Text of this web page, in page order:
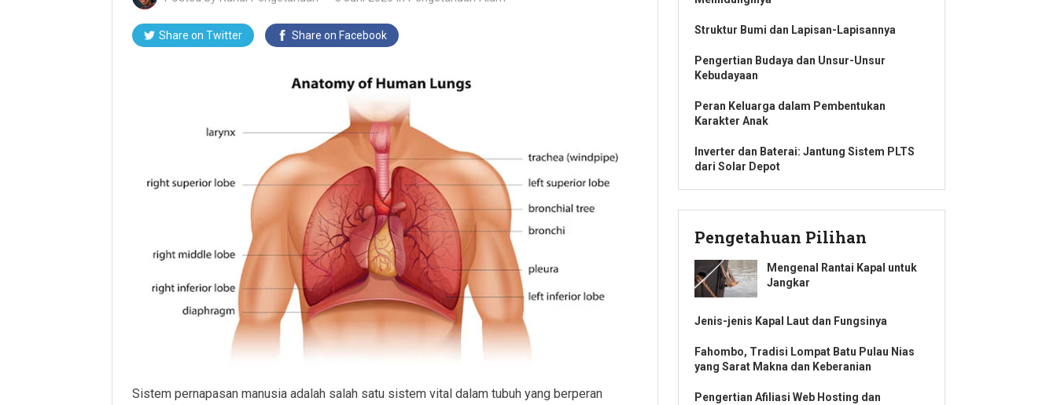
Share on Twitter Share on Facebook
Sistem pernapasan manusia adalah salah satu sistem vital dalam tubuh yang berperan
Struktur Bumi dan Lapisan-Lapisannya
Pengertian Budaya dan Unsur-Unsur
Kebudayaan
Peran Keluarga dalam Pembentukan
Karakter Anak
Inverter dan Baterai: Jantung Sistem PLTS
dari Solar Depot
Pengetahuan Pilihan
Mengenal Rantai Kapal untuk
Jangkar
Jenis-jenis Kapal Laut dan Fungsinya
Fahombo, Tradisi Lompat Batu Pulau Nias
yang Sarat Makna dan Keberanian
Pengertian Afiliasi Web Hosting dan